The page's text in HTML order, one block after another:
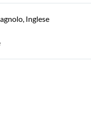
Inglese